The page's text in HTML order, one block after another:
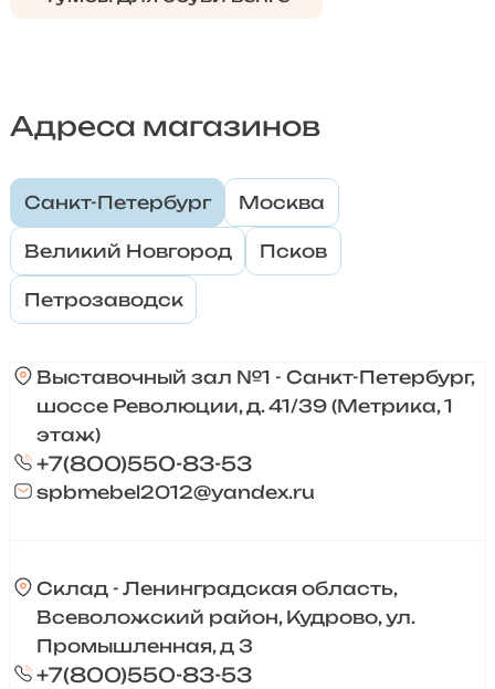
Адреса магазинов
Санкт-Петербург Москва
Великий Новгород Псков
Петрозаводск
Выставочный зал №1 - Санкт-Петербург,
шоссе Революции, д. 41/39 (Метрика, 1
этаж)
+7(800)550-83-53
spbmebel2012@yandex.ru
Склад - Ленинградская область,
Всеволожский район, Кудрово, ул.
Промышленная, д 3
+7(800)550-83-53